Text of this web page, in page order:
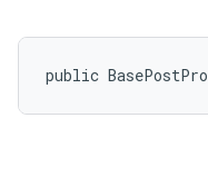
public